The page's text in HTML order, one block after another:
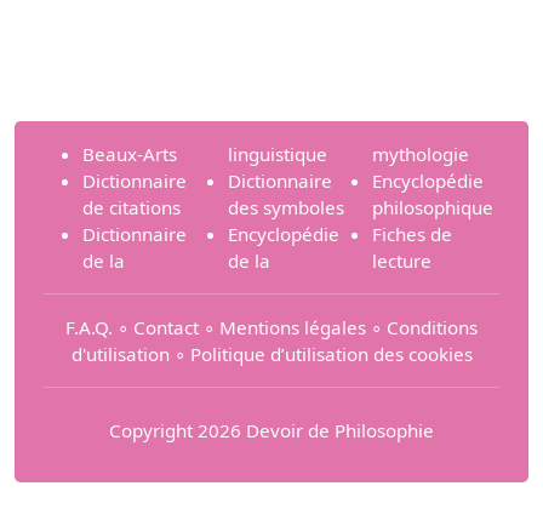
Beaux-Arts
Dictionnaire
de citations
Dictionnaire
de la
linguistique
Dictionnaire
des symboles
Encyclopédie
de la
mythologie
Encyclopédie
philosophique
Fiches de
lecture
F.A.Q. ∘ Contact ∘ Mentions légales ∘ Conditions
d'utilisation ∘ Politique d’utilisation des cookies
Copyright 2026 Devoir de Philosophie